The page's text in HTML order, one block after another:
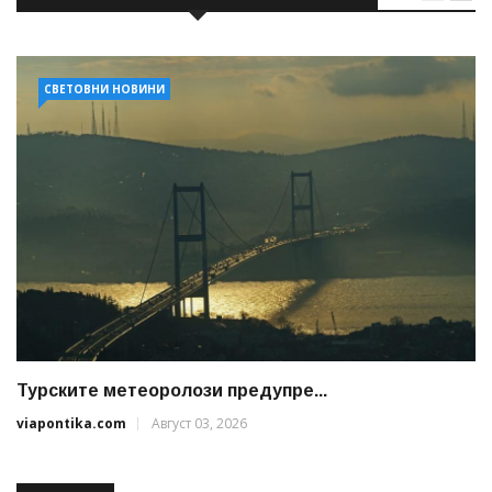
СВЕТОВНИ НОВИНИ
Турските метеоролози предупре...
viapontika.com
Август 03, 2026